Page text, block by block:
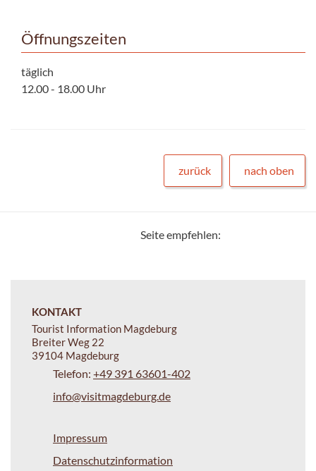
Öffnungszeiten
täglich
12.00 - 18.00 Uhr
zurück nach oben
Seite empfehlen:
KONTAKT
Tourist Information Magdeburg
Breiter Weg 22
39104 Magdeburg
Telefon: +49 391 63601-402
info@visitmagdeburg.de
Impressum
Datenschutzinformation